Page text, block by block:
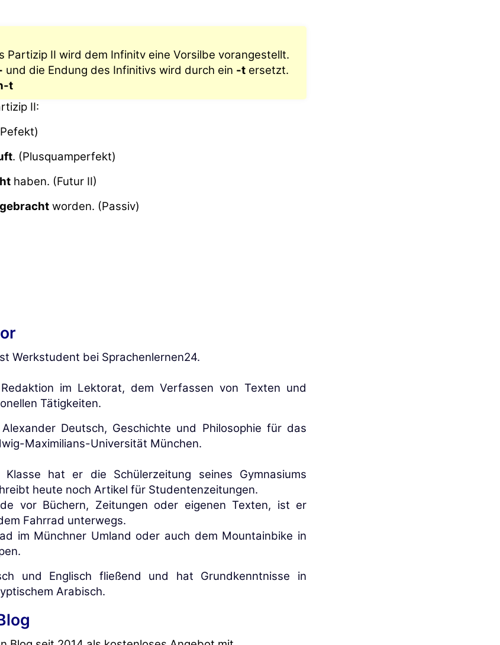
Partizip II wird dem Infinitv eine Vorsilbe vorangestellt.
und die Endung des Infinitivs wird durch ein -t ersetzt.
t
II:
. (Plusquamperfekt)
haben. (Futur II)
gebracht worden. (Passiv)
Werkstudent bei Sprachenlernen24.
im Lektorat, dem Verfassen von Texten und
Tätigkeiten.
Deutsch, Geschichte und Philosophie für das
Maximilians-Universität München.
hat er die Schülerzeitung seines Gymnasiums
heute noch Artikel für Studentenzeitungen.
vor Büchern, Zeitungen oder eigenen Texten, ist er
Fahrrad unterwegs.
im Münchner Umland oder auch dem Mountainbike in
und Englisch fließend und hat Grundkenntnisse in
Arabisch.